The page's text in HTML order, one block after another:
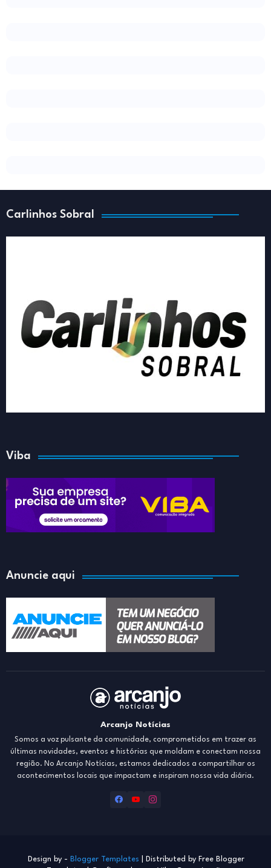
Carlinhos Sobral
Viba
Anuncie aqui
Arcanjo Notícias
Somos a voz pulsante da comunidade, comprometidos em trazer as
últimas novidades, eventos e histórias que moldam e conectam nossa
região. No Arcanjo Notícias, estamos dedicados a compartilhar os
acontecimentos locais que impactam e inspiram nossa vida diária.
Design by - Blogger Templates | Distributed by Free Blogger